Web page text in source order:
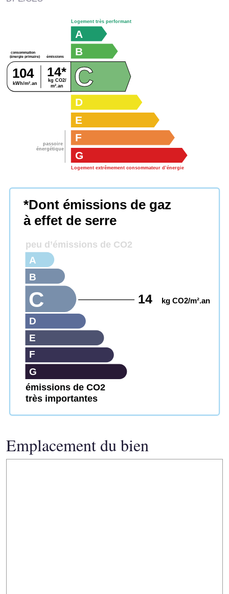
consommation
(énergie primaire)
émissions
kg CO2/
m².an
kWh/m².an
104 14*
passoire
énergétique
G
Logement extrêmement consommateur d’énergie
F
E
D
C
B
A
Logement très performant
émissions de CO2
très importantes
*Dont émissions de gaz
à effet de serre
peu d’émissions de CO2
G
F
E
D
C 14 kg CO2/m².an
B
A
Emplacement du bien